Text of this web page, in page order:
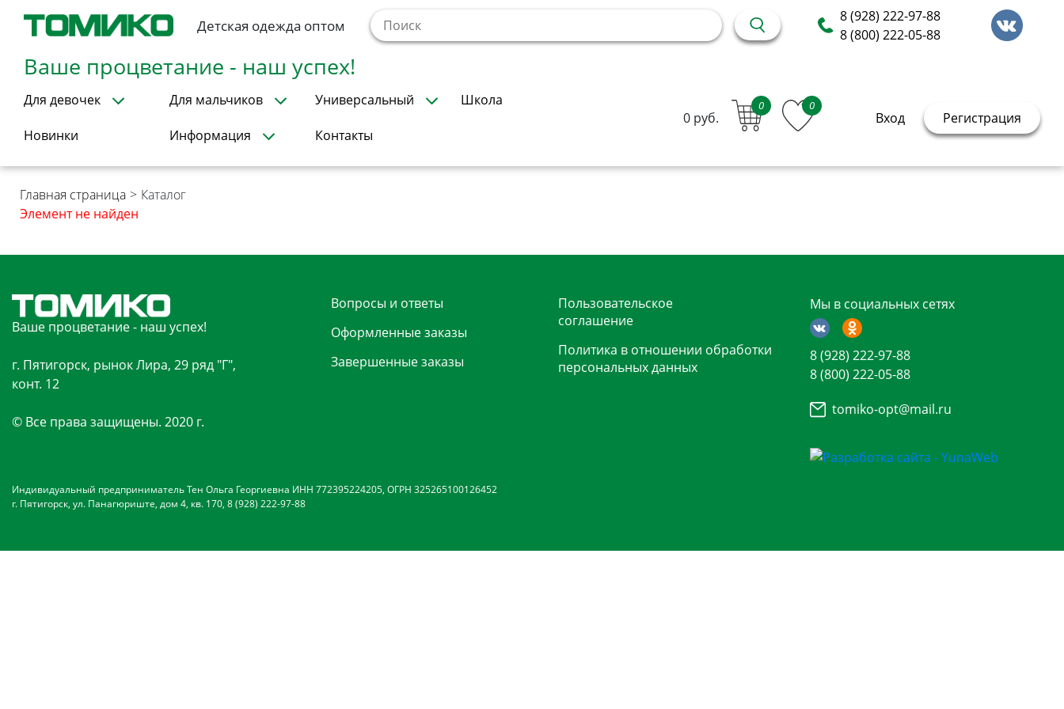
Детская одежда оптом
8 (928) 222-97-88
8 (800) 222-05-88
Ваше процветание - наш успех!
Для девочек Для мальчиков Универсальный Школа
Новинки Информация Контакты
0 руб.
0 0
Вход Регистрация
Главная страница > Каталог
Элемент не найден
Ваше процветание - наш успех!
г. Пятигорск, рынок Лира, 29 ряд "Г",
конт. 12
© Все права защищены. 2020 г.
Вопросы и ответы
Оформленные заказы
Завершенные заказы
Пользовательское
соглашение
Политика в отношении обработки
персональных данных
Мы в социальных сетях
8 (928) 222-97-88
8 (800) 222-05-88
tomiko-opt@mail.ru
Индивидуальный предприниматель Тен Ольга Георгиевна ИНН 772395224205, ОГРН 325265100126452
г. Пятигорск, ул. Панагюриште, дом 4, кв. 170, 8 (928) 222-97-88